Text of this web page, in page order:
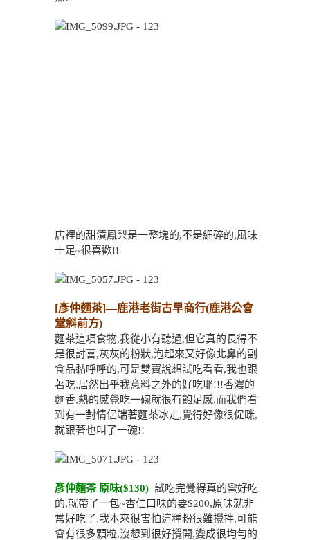
店裡的甜漬鳳梨是一整塊的,不是細碎的,風味
十足~很喜歡!!
[彥仲麵茶]—鹿港老街古早商行(鹿港公會
堂斜前方)
麵茶這項食物,我從小有聽過,但它真的長得不
是很討喜,灰灰的粉狀,泡起來又好像北鼻的副
食品黏呼呼的,可是雙寶說想試吃看看,我也跟
著吃,居然出乎我意料之外的好吃耶!!!香濃的
麵香,熱的感覺吃一碗就很有飽足感,而我們看
到有一對情侶端著麵茶冰走,覺得好像很促咪,
就跟著也叫了一碗!!
彥仲麵茶 原味($130) 試吃完覺得真的蠻好吃
的,就帶了一包~杏仁口味的要$200,原味就非
常好吃了,我本來很害怕這種粉很難攪拌,可能
會有很多顆粒,沒想到很好攪開,變成很均勻的